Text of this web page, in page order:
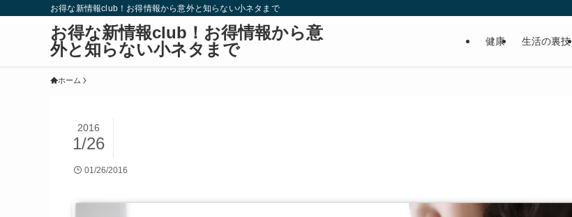
お得な新情報club！お得情報から意外と知らない小ネタまで
お得な新情報club！お得情報から意
外と知らない小ネタまで
健康 生活の裏技
ホーム
2016
1/26
01/26/2016